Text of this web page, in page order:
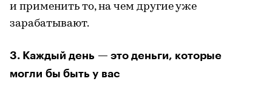
и применить то, на чем другие уже
зарабатывают.
3. Каждый день — это деньги, которые
могли бы быть у вас